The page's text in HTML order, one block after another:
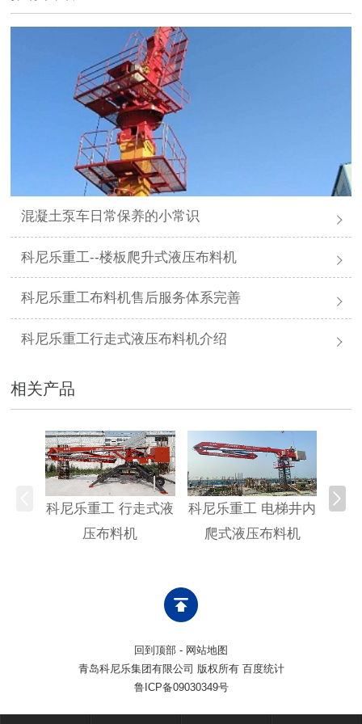
混凝土泵车日常保养的小常识
科尼乐重工--楼板爬升式液压布料机
科尼乐重工布料机售后服务体系完善
科尼乐重工行走式液压布料机介绍
相关产品
科尼乐重工 行走式液
压布料机
科尼乐重工 电梯井内
爬式液压布料机
科尼
回到顶部 - 网站地图
青岛科尼乐集团有限公司 版权所有 百度统计
鲁ICP备09030349号